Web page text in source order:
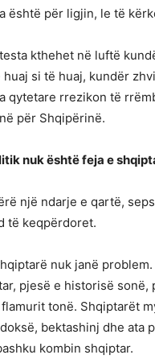
është për ligjin, le të
kthehet në luftë
si të huaj, kundër
qytetare rrezikon të
për Shqipërinë.
nuk është feja e
një ndarje e qartë,
të keqpërdoret.
nuk janë
pjesë e historisë sonë,
tonë. Shqiptarët
bektashinj dhe ata
kombin shqiptar.